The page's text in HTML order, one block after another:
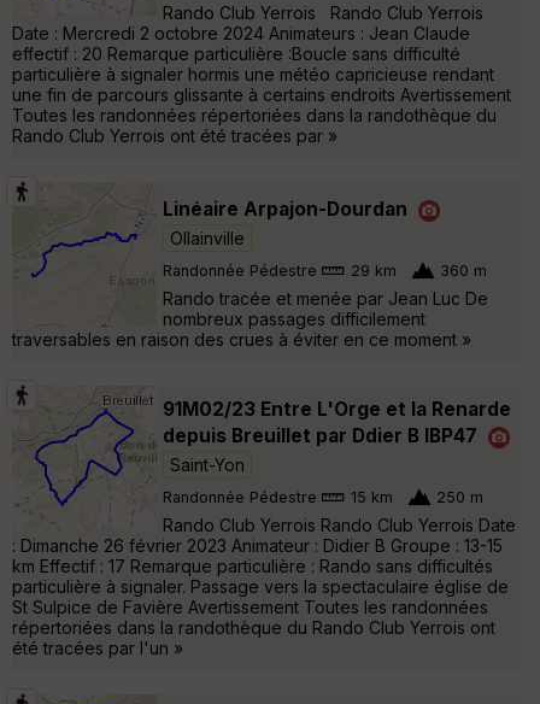
Rando Club Yerrois Rando Club Yerrois
Date : Mercredi 2 octobre 2024 Animateurs : Jean Claude
effectif : 20 Remarque particulière :Boucle sans difficulté
particulière à signaler hormis une météo capricieuse rendant
une fin de parcours glissante à certains endroits Avertissement
Toutes les randonnées répertoriées dans la randothèque du
Rando Club Yerrois ont été tracées par »
Linéaire Arpajon-Dourdan
Ollainville
Randonnée Pédestre 29 km 360 m
Rando tracée et menée par Jean Luc De
nombreux passages difficilement
traversables en raison des crues à éviter en ce moment »
91M02/23 Entre L'Orge et la Renarde
depuis Breuillet par Ddier B IBP47
Saint-Yon
Randonnée Pédestre 15 km 250 m
Rando Club Yerrois Rando Club Yerrois Date
: Dimanche 26 février 2023 Animateur : Didier B Groupe : 13-15
km Effectif : 17 Remarque particulière : Rando sans difficultés
particulière à signaler. Passage vers la spectaculaire église de
St Sulpice de Favière Avertissement Toutes les randonnées
répertoriées dans la randothèque du Rando Club Yerrois ont
été tracées par l'un »